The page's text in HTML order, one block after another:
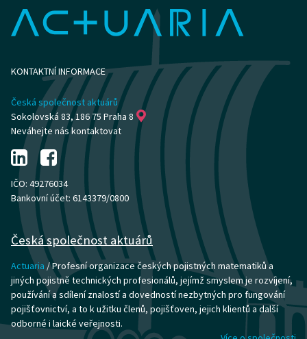
KONTAKTNÍ INFORMACE
Česká společnost aktuárů
Sokolovská 83, 186 75 Praha 8
Neváhejte nás kontaktovat
IČO: 49276034
Bankovní účet: 6143379/0800
Česká společnost aktuárů
Actuaria / Profesní organizace českých pojistných matematiků a
jiných pojistně technických profesionálů, jejímž smyslem je rozvíjení,
používání a sdílení znalostí a dovedností nezbytných pro fungování
pojišťovnictví, a to k užitku členů, pojišťoven, jejich klientů a další
odborné i laické veřejnosti.